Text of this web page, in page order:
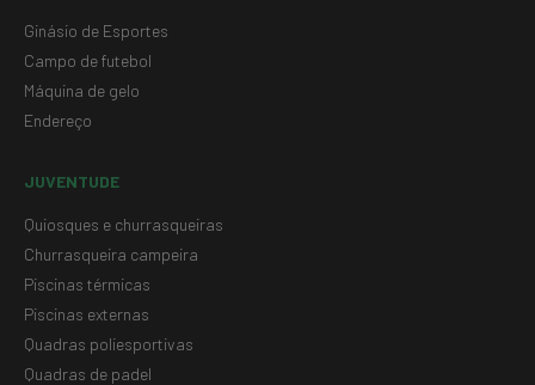
Ginásio de Esportes
Campo de futebol
Máquina de gelo
Endereço
JUVENTUDE
Quiosques e churrasqueiras
Churrasqueira campeira
Piscinas térmicas
Piscinas externas
Quadras poliesportivas
Quadras de padel